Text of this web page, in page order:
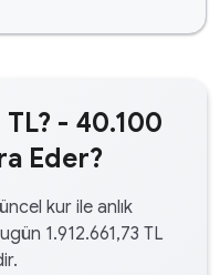
- 40.100
Eder?
kur ile anlık
1.912.661,73 TL